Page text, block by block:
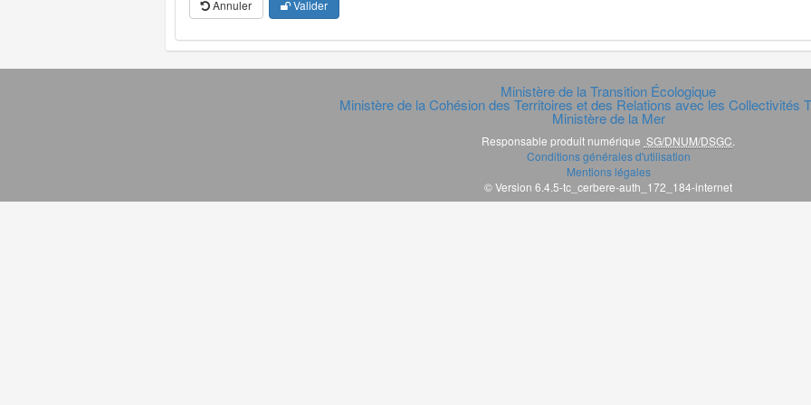
Annuler Valider
Ministère de la Transition Écologique
Ministère de la Cohésion des Territoires et des Relations avec les Collectivités
Ministère de la Mer
Responsable produit numérique SG/DNUM/DSGC
Conditions générales d'utilisation
Mentions légales
© Version 6.4.5-tc_cerbere-auth_172_184-internet